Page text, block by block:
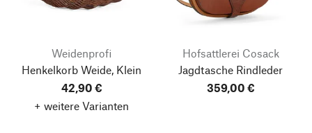
Weidenprofi
Henkelkorb Weide, Klein
42,90 €
+ weitere Varianten
Hofsattlerei Cosack
Jagdtasche Rindleder
359,00 €